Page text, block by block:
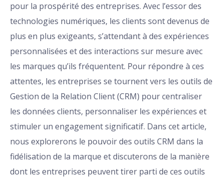
pour la prospérité des entreprises. Avec l’essor des
technologies numériques, les clients sont devenus de
plus en plus exigeants, s’attendant à des expériences
personnalisées et des interactions sur mesure avec
les marques qu’ils fréquentent. Pour répondre à ces
attentes, les entreprises se tournent vers les outils de
Gestion de la Relation Client (CRM) pour centraliser
les données clients, personnaliser les expériences et
stimuler un engagement significatif. Dans cet article,
nous explorerons le pouvoir des outils CRM dans la
fidélisation de la marque et discuterons de la manière
dont les entreprises peuvent tirer parti de ces outils